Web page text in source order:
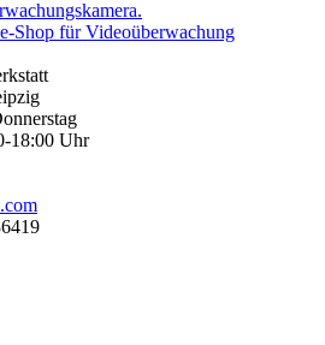
Shop für Videoüberwachung
18:00 Uhr